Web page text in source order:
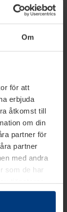
Om
för att
erbjuda
åtkomst till
om din
partner för
partner
med andra
som de har
tjänsterna.
de är